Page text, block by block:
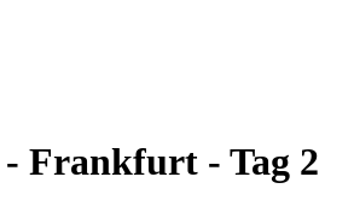
Frankfurt - Tag 2